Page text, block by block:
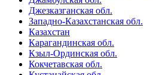
Джезказганская обл.
Западно-Казахстанская обл.
Казахстан
Карагандинская обл.
Кзыл-Ординская обл.
Кокчетавская обл.